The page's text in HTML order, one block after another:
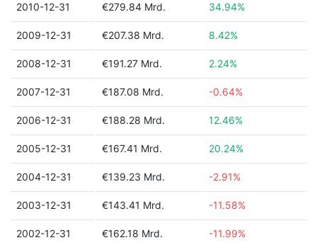
2010-12-31 €279.84 Mrd. 34.94%
2009-12-31 €207.38 Mrd. 8.42%
2008-12-31 €191.27 Mrd. 2.24%
2007-12-31 €187.08 Mrd. -0.64%
2006-12-31 €188.28 Mrd. 12.46%
2005-12-31 €167.41 Mrd. 20.24%
2004-12-31 €139.23 Mrd. -2.91%
2003-12-31 €143.41 Mrd. -11.58%
2002-12-31 €162.18 Mrd. -11.99%